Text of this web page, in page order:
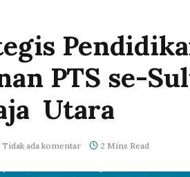
PTS se-
Utara
Tidak ada komentar 2 Mins Read